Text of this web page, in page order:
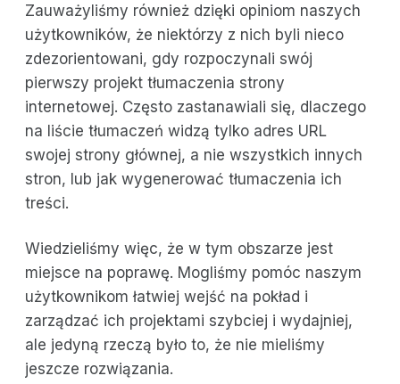
Zauważyliśmy również dzięki opiniom naszych
użytkowników, że niektórzy z nich byli nieco
zdezorientowani, gdy rozpoczynali swój
pierwszy projekt tłumaczenia strony
internetowej. Często zastanawiali się, dlaczego
na liście tłumaczeń widzą tylko adres URL
swojej strony głównej, a nie wszystkich innych
stron, lub jak wygenerować tłumaczenia ich
treści.
Wiedzieliśmy więc, że w tym obszarze jest
miejsce na poprawę. Mogliśmy pomóc naszym
użytkownikom łatwiej wejść na pokład i
zarządzać ich projektami szybciej i wydajniej,
ale jedyną rzeczą było to, że nie mieliśmy
jeszcze rozwiązania.